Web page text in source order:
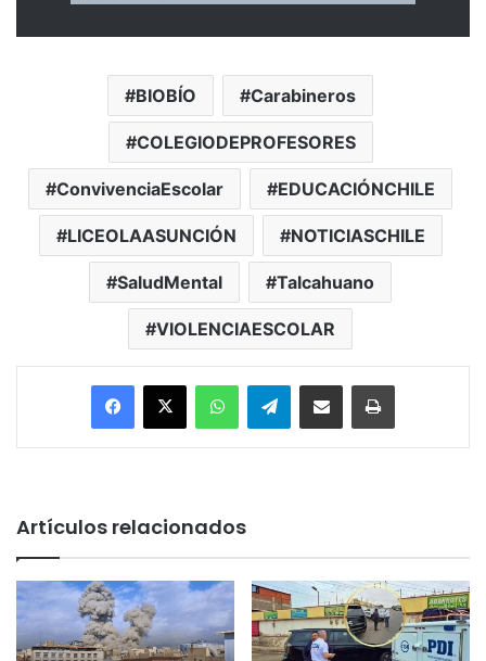
BIOBÍO Carabineros
COLEGIODEPROFESORES
ConvivenciaEscolar EDUCACIÓNCHILE
LICEOLAASUNCIÓN NOTICIASCHILE
SaludMental Talcahuano
VIOLENCIAESCOLAR
Facebook
X WhatsAppTelegramEnviar vía email Imprimir
Artículos relacionados